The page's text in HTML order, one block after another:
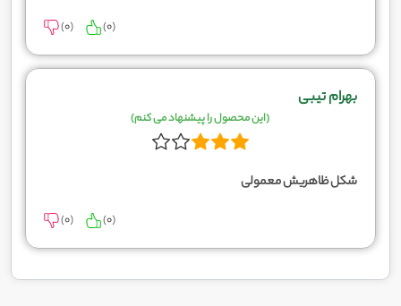
(
0
) (
0
)
بهرام تیبی
(این محصول را پیشنهاد می کنم)
شکل ظاهریش معمولی
(
0
) (
0
)